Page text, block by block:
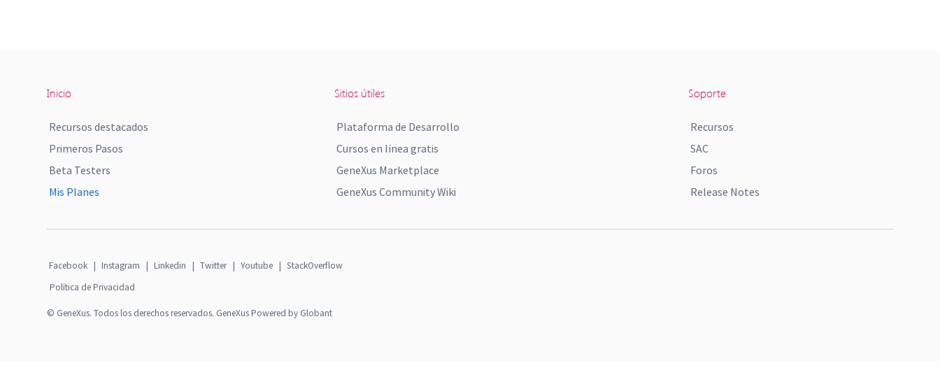
Inicio
Recursos destacados
Primeros Pasos
Beta Testers
Mis Planes
Sitios útiles
Plataforma de Desarrollo
Cursos en línea gratis
GeneXus Marketplace
GeneXus Community Wiki
Soporte
Recursos
SAC
Foros
Release Notes
Facebook | Instagram | Linkedin | Twitter | Youtube | StackOverflow
Política de Privacidad
© GeneXus. Todos los derechos reservados. GeneXus Powered by Globant